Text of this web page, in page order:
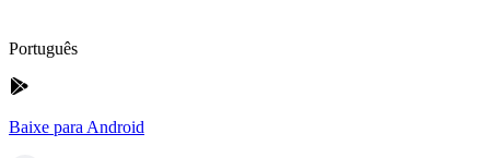
Português
Baixe para Android